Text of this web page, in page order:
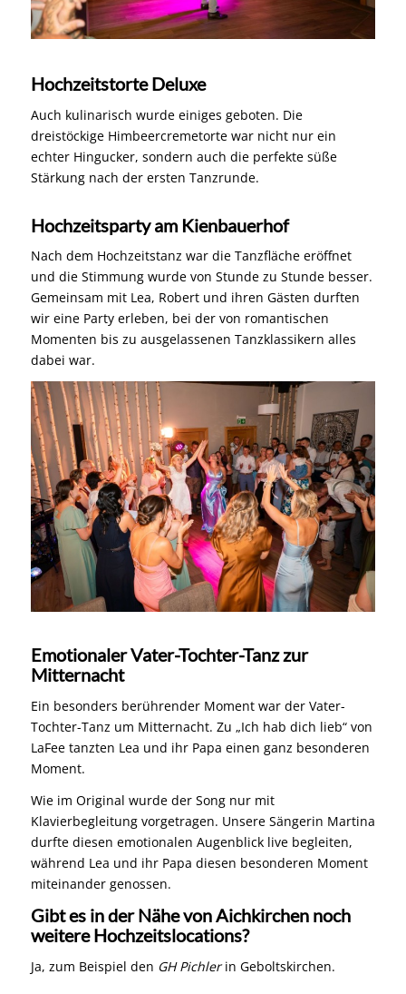
Hochzeitstorte Deluxe
Auch kulinarisch wurde einiges geboten. Die
dreistöckige Himbeercremetorte war nicht nur ein
echter Hingucker, sondern auch die perfekte süße
Stärkung nach der ersten Tanzrunde.
Hochzeitsparty am Kienbauerhof
Nach dem Hochzeitstanz war die Tanzfläche eröffnet
und die Stimmung wurde von Stunde zu Stunde besser.
Gemeinsam mit Lea, Robert und ihren Gästen durften
wir eine Party erleben, bei der von romantischen
Momenten bis zu ausgelassenen Tanzklassikern alles
dabei war.
Emotionaler Vater-Tochter-Tanz zur
Mitternacht
Ein besonders berührender Moment war der Vater-
Tochter-Tanz um Mitternacht. Zu „Ich hab dich lieb“ von
LaFee tanzten Lea und ihr Papa einen ganz besonderen
Moment.
Wie im Original wurde der Song nur mit
Klavierbegleitung vorgetragen. Unsere Sängerin Martina
durfte diesen emotionalen Augenblick live begleiten,
während Lea und ihr Papa diesen besonderen Moment
miteinander genossen.
Gibt es in der Nähe von Aichkirchen noch
weitere Hochzeitslocations?
Ja, zum Beispiel den GH Pichlerin Geboltskirchen.